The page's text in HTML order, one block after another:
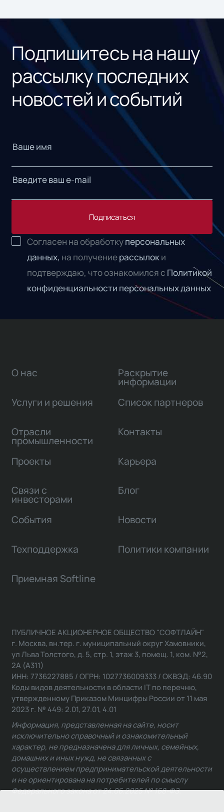
Подпишитесь на нашу
рассылку последних
новостей и событий
Подписаться
Согласен на обработкуперсональных
данных, на получениерассылоки
подтверждаю, что ознакомился с Политикой
конфиденциальности персональных данных
О нас
Услуги и решения
Отрасли
промышленности
Проекты
Связи с
инвесторами
Раскрытие
информации
Список партнеров
Контакты
Карьера
Блог
События Новости
Техподдержка Политики компании
Приемная Softline
ПУБЛИЧНОЕ АКЦИОНЕРНОЕ ОБЩЕСТВО "СОФТЛАЙН"
г. Москва, вн.тер. г. муниципальный округ Хамовники,
ул Льва Толстого, д. 5, стр. 1, этаж 3, помещ. 1, ком. №2,
2А (А311)
ИНН: 7736227885 / ОГРН: 1027736009333 / ОКВЭД: 46.90
Коды видов деятельности в области IT по перечню,
утвержденному Приказом Минцифры России от 11 мая
2023 г. № 449: 2.01, 27.01, 4.01
Информация, представленная на сайте, носит
исключительно справочный и ознакомительный
характер, не предназначена для личных, семейных,
домашних и иных нужд, не связанных с
осуществлением предпринимательской деятельности
и не ориентирована на потребителей по смыслу
Федерального закона от 24.06.2025 № 168-ФЗ.